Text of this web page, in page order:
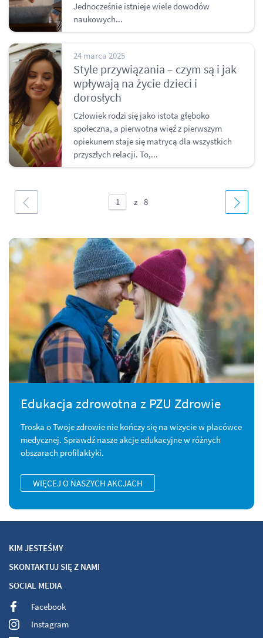
Jednocześnie istnieje wiele dowodów
naukowych...
24 marca 2025
Style przywiązania – czym są i jak
wpływają na życie dzieci i
dorosłych
Człowiek rodzi się jako istota głęboko
społeczna, a pierwotna więź z pierwszym
opiekunem staje się matrycą dla wszystkich
przyszłych relacji. To,...
Edukacja zdrowotna z PZU Zdrowie
Troska o Twoje zdrowie nie kończy się na wizycie w placówce
medycznej. Sprawdź nasze akcje edukacyjne w różnych
obszarach profilaktyki.
WIĘCEJ O NASZYCH AKCJACH
KIM JESTEŚMY
SKONTAKTUJ SIĘ Z NAMI
SOCIAL MEDIA
Facebook
Instagram